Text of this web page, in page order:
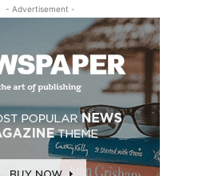
- Advertisement -